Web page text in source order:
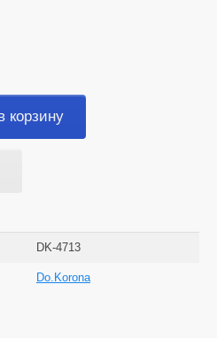
корзину
DK-4713
Do.Korona